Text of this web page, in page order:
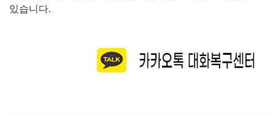
있습니다.